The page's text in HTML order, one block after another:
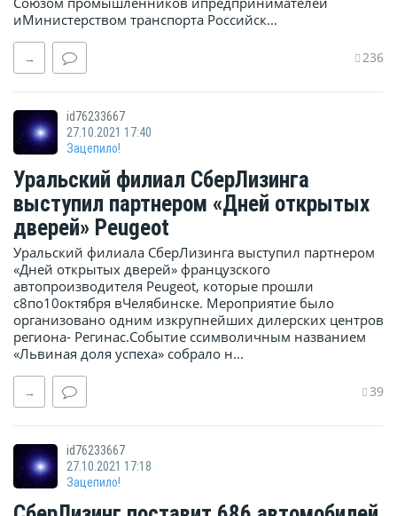
иМинистерством транспорта Российск...
→ 236
id76233667
27.10.2021 17:40
Зацепило!
Уральский филиал СберЛизинга
выступил партнером «Дней открытых
дверей» Peugeot
Уральский филиала СберЛизинга выступил партнером
«Дней открытых дверей» французского
автопроизводителя Peugeot, которые прошли
с8по10октября вЧелябинске. Мероприятие было
организовано одним изкрупнейших дилерских центров
региона- Регинас.Событие ссимволичным названием
«Львиная доля успеха» собрало н...
→ 39
id76233667
27.10.2021 17:18
Зацепило!